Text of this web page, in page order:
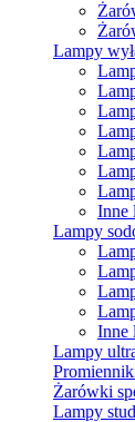
Lampy
Inne
Lampy
Inne
Lampy
Żarówki
Lampy